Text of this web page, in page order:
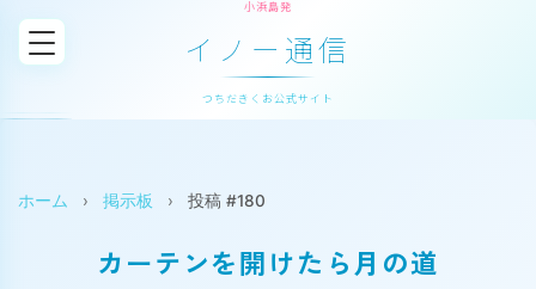
小浜島発
イノー通信
つちだきくお公式サイト
ホーム › 掲示板 › 投稿 #180
カーテンを開けたら月の道